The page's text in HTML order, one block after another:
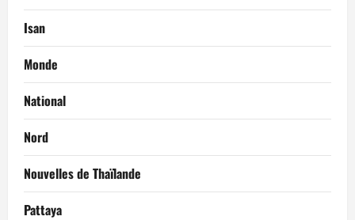
Isan
Monde
National
Nord
Nouvelles de Thaïlande
Pattaya